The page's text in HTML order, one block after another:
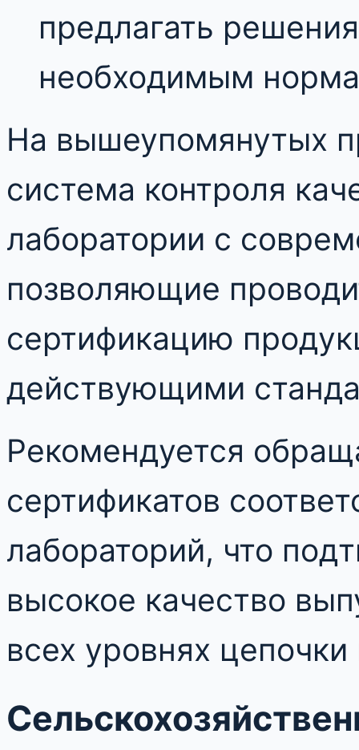
предлагать
необходимым
На вышеупомянутых
система контроля
лаборатории с
позволяющие
сертификацию
действующими
Рекомендуется
сертификатов
лабораторий, что
высокое качество
всех уровнях цепочки